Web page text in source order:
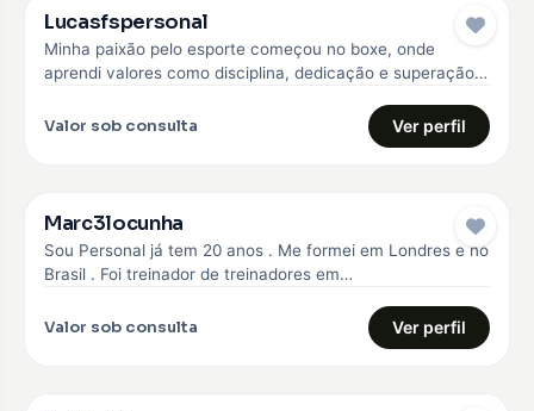
Lucasfspersonal
Minha paixão pelo esporte começou no boxe, onde
aprendi valores como disciplina, dedicação e superação.
Valor sob consulta Ver perfil
Marc3locunha
Sou Personal já tem 20 anos . Me formei em Londres e no
Brasil . Foi treinador de treinadores em…
Valor sob consulta Ver perfil